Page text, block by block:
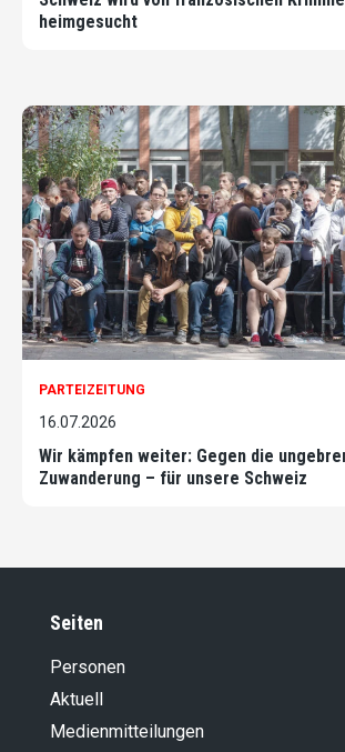
heimgesucht
PARTEIZEITUNG
16.07.2026
Wir kämpfen weiter: Gegen die
Zuwanderung – für unsere Schweiz
Seiten
Personen
Aktuell
Medienmitteilungen